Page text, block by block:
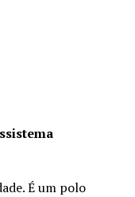
É um polo